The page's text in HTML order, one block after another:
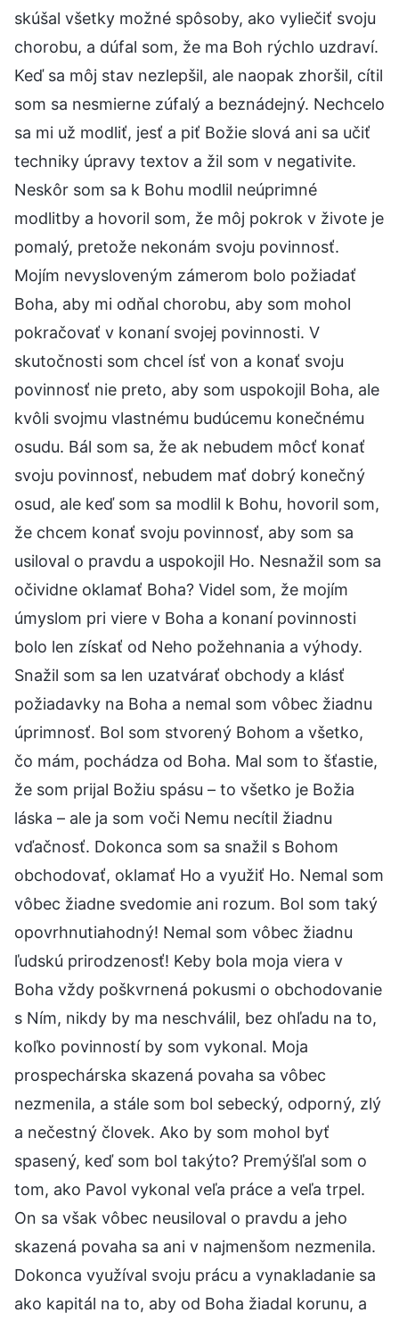
skúšal všetky možné spôsoby, ako vyliečiť svoju
chorobu, a dúfal som, že ma Boh rýchlo uzdraví.
Keď sa môj stav nezlepšil, ale naopak zhoršil, cítil
som sa nesmierne zúfalý a beznádejný. Nechcelo
sa mi už modliť, jesť a piť Božie slová ani sa učiť
techniky úpravy textov a žil som v negativite.
Neskôr som sa k Bohu modlil neúprimné
modlitby a hovoril som, že môj pokrok v živote je
pomalý, pretože nekonám svoju povinnosť.
Mojím nevysloveným zámerom bolo požiadať
Boha, aby mi odňal chorobu, aby som mohol
pokračovať v konaní svojej povinnosti. V
skutočnosti som chcel ísť von a konať svoju
povinnosť nie preto, aby som uspokojil Boha, ale
kvôli svojmu vlastnému budúcemu konečnému
osudu. Bál som sa, že ak nebudem môcť konať
svoju povinnosť, nebudem mať dobrý konečný
osud, ale keď som sa modlil k Bohu, hovoril som,
že chcem konať svoju povinnosť, aby som sa
usiloval o pravdu a uspokojil Ho. Nesnažil som sa
očividne oklamať Boha? Videl som, že mojím
úmyslom pri viere v Boha a konaní povinnosti
bolo len získať od Neho požehnania a výhody.
Snažil som sa len uzatvárať obchody a klásť
požiadavky na Boha a nemal som vôbec žiadnu
úprimnosť. Bol som stvorený Bohom a všetko,
čo mám, pochádza od Boha. Mal som to šťastie,
že som prijal Božiu spásu – to všetko je Božia
láska – ale ja som voči Nemu necítil žiadnu
vďačnosť. Dokonca som sa snažil s Bohom
obchodovať, oklamať Ho a využiť Ho. Nemal som
vôbec žiadne svedomie ani rozum. Bol som taký
opovrhnutiahodný! Nemal som vôbec žiadnu
ľudskú prirodzenosť! Keby bola moja viera v
Boha vždy poškvrnená pokusmi o obchodovanie
s Ním, nikdy by ma neschválil, bez ohľadu na to,
koľko povinností by som vykonal. Moja
prospechárska skazená povaha sa vôbec
nezmenila, a stále som bol sebecký, odporný, zlý
a nečestný človek. Ako by som mohol byť
spasený, keď som bol takýto? Premýšľal som o
tom, ako Pavol vykonal veľa práce a veľa trpel.
On sa však vôbec neusiloval o pravdu a jeho
skazená povaha sa ani v najmenšom nezmenila.
Dokonca využíval svoju prácu a vynakladanie sa
ako kapitál na to, aby od Boha žiadal korunu, a